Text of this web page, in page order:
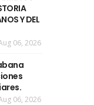
Y DEL
06, 2026
06, 2026